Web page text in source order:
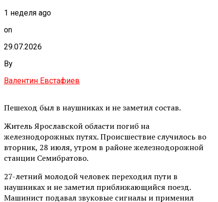
1 неделя ago
on
29.07.2026
By
Валентин Евстафиев
Пешеход был в наушниках и не заметил состав.
Житель Ярославской области погиб на
железнодорожных путях. Происшествие случилось во
вторник, 28 июля, утром в районе железнодорожной
станции Семибратово.
27-летний молодой человек переходил пути в
наушниках и не заметил приближающийся поезд.
Машинист подавал звуковые сигналы и применил